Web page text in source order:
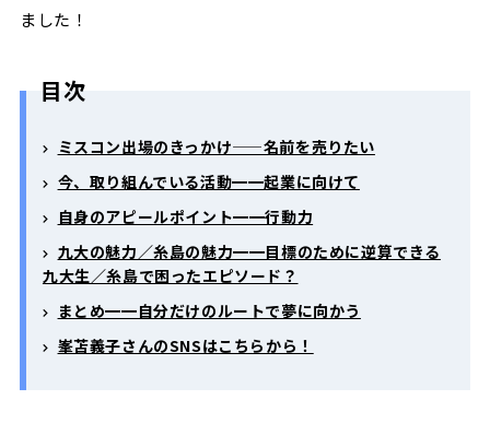
ました！
目次
ミスコン出場のきっかけ——名前を売りたい
今、取り組んでいる活動━━起業に向けて
自身のアピールポイント━━行動力
九大の魅力／糸島の魅力━━目標のために逆算できる
九大生／糸島で困ったエピソード？
まとめ━━自分だけのルートで夢に向かう
峯苫義子さんのSNSはこちらから！